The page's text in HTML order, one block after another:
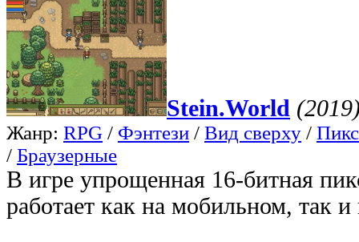
Stein.World
Жанр: RPG / Фэнтези / Вид сверху /
/ Браузерные
В игре упрощенная 16-битная
работает как на мобильном, так и